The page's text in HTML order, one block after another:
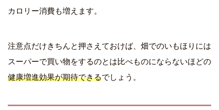
カロリー消費も増えます。
注意点だけきちんと押さえておけば、畑でのいもほりには
スーパーで買い物をするのとは比べものにならないほどの
健康増進効果が期待できるでしょう。